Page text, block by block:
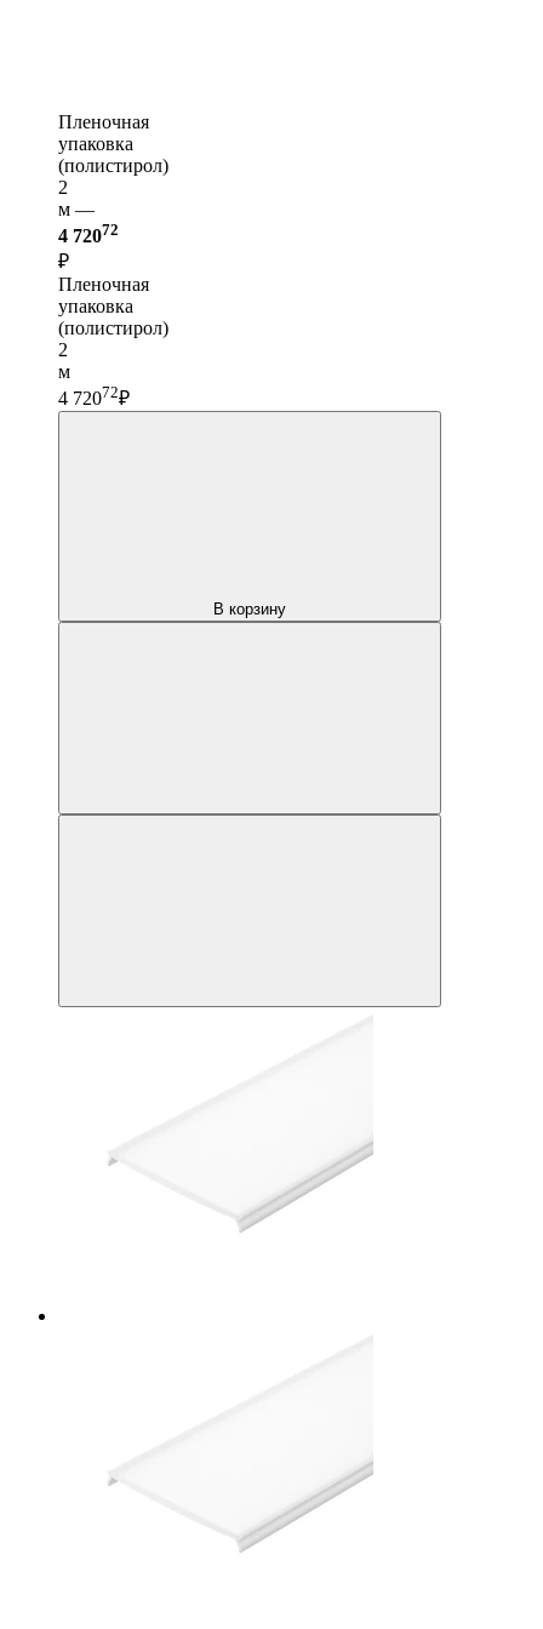
Пленочная
упаковка
(полистирол)
2
м —
4 72072
₽
Пленочная
упаковка
(полистирол)
2
м
4 72072₽
В корзину